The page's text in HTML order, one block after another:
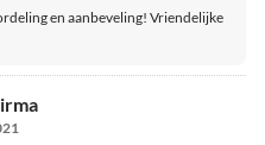
en aanbeveling! Vriendelijke